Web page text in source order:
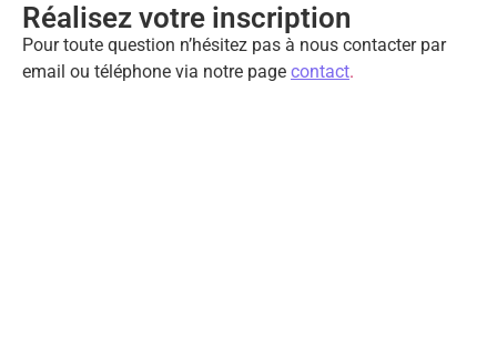
Réalisez votre inscription
Pour toute question n’hésitez pas à nous contacter par
email ou téléphone via notre page contact.